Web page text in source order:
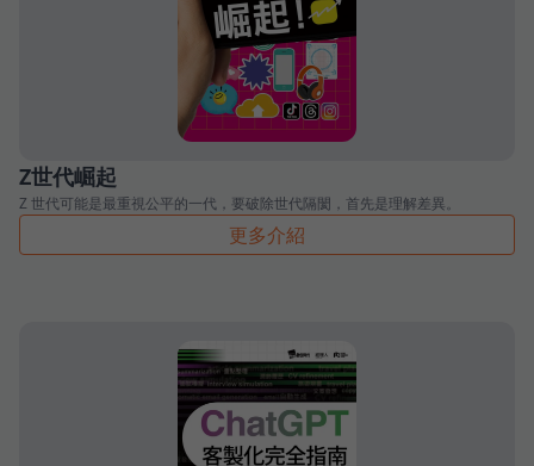
Z世代崛起
Z 世代可能是最重視公平的一代，要破除世代隔閡，首先是理解差異。
更多介紹